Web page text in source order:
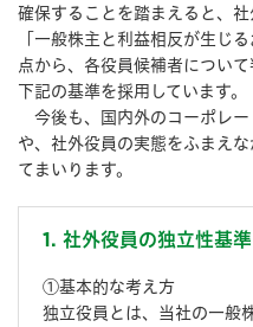
確保することを踏まえると、
「⼀般株主と利益相反が生じ
点から、各役員候補者につい
下記の基準を採用しています。
今後も、国内外のコーポレ
や、社外役員の実態をふまえ
てまいります。
1. 社外役員の独立性基準
①基本的な考え方
独立役員とは、当社の一般